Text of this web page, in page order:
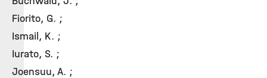
Fiorito, G. ;
Ismail, K. ;
Iurato, S. ;
Joensuu, A. ;